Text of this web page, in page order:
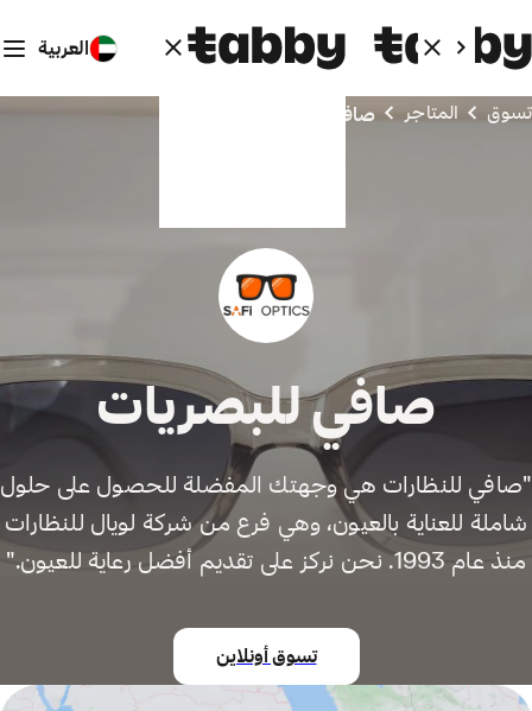
العربية
تسوق المتاجر صافي للبصريات
صافي للبصريات
"صافي للنظارات هي وجهتك المفضلة للحصول على حلول
شاملة للعناية بالعيون، وهي فرع من شركة لويال للنظارات
منذ عام 1993. نحن نركز على تقديم أفضل رعاية للعيون."
تسوق أونلاين